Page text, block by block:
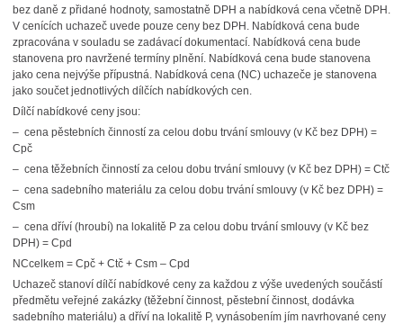
bez daně z přidané hodnoty, samostatně DPH a nabídková cena včetně DPH.
V cenících uchazeč uvede pouze ceny bez DPH. Nabídková cena bude
zpracována v souladu se zadávací dokumentací. Nabídková cena bude
stanovena pro navržené termíny plnění. Nabídková cena bude stanovena
jako cena nejvýše přípustná. Nabídková cena (NC) uchazeče je stanovena
jako součet jednotlivých dílčích nabídkových cen.
Dílčí nabídkové ceny jsou:
– cena pěstebních činností za celou dobu trvání smlouvy (v Kč bez DPH) =
Cpč
– cena těžebních činností za celou dobu trvání smlouvy (v Kč bez DPH) = Ctč
– cena sadebního materiálu za celou dobu trvání smlouvy (v Kč bez DPH) =
Csm
– cena dříví (hroubí) na lokalitě P za celou dobu trvání smlouvy (v Kč bez
DPH) = Cpd
NCcelkem = Cpč + Ctč + Csm – Cpd
Uchazeč stanoví dílčí nabídkové ceny za každou z výše uvedených součástí
předmětu veřejné zakázky (těžební činnost, pěstební činnost, dodávka
sadebního materiálu) a dříví na lokalitě P, vynásobením jím navrhované ceny